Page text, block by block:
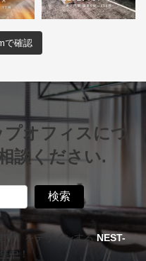
で確認
オフィスにつ
談ください.
検索
中」をデザインするNEST-
中！